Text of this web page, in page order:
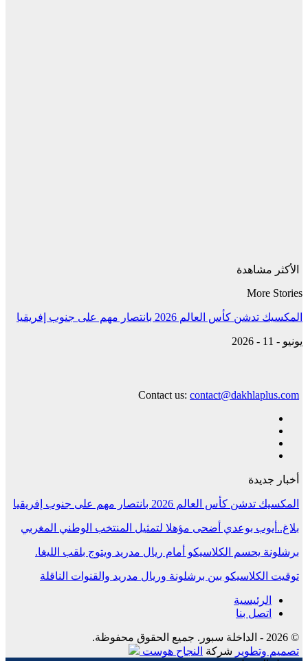
الأكثر مشاهدة
More Stories
المكسيك تدشن كأس العالم 2026 بانتصار مهم على جنوب إفريقيا
يونيو - 11 - 2026
Contact us: contact@dakhlaplus.com
أخبار جديدة
المكسيك تدشن كأس العالم 2026 بانتصار مهم على جنوب إفريقيا
بلاغ..أيوب بوعدي أضحى مؤهلا لتمثيل المنتخب الوطني المغربي
برشلونة يحسم الكلاسيكو أمام ريال مدريد ويتوج بلقب الليغا.
توقيت الكلاسيكو بين برشلونة وريال مدريد والقنوات الناقلة
الرئيسية
اتصل بنا
© 2026 - الداخلة سبور. جميع الحقوق محفوظة.
تصميم وتطوير شركة النجاح هوست